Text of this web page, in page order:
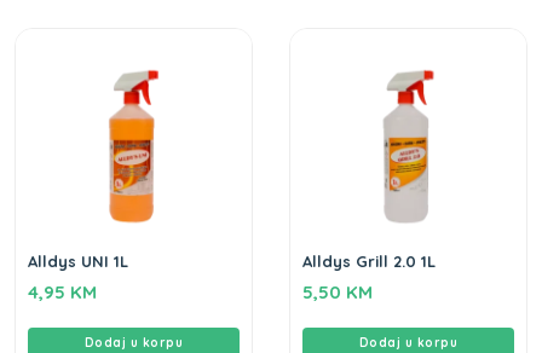
Alldys UNI 1L
4,95 KM
Dodaj u korpu
Alldys Grill 2.0 1L
5,50 KM
Dodaj u korpu